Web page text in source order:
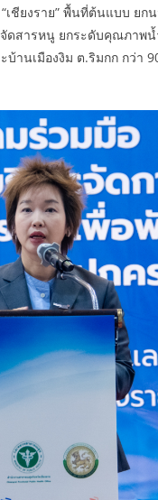
ชียงราย” พื้นที่ต้นแบบ ยก
สารหนู ยกระดับคุณภาพ
นเมืองงิม ต.ริมกก กว่า